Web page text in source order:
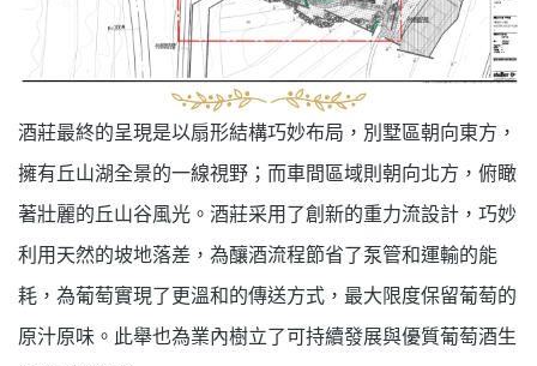
酒莊最終的呈現是以扇形結構巧妙布局，別墅區朝向東方，
擁有丘山湖全景的一線視野；而車間區域則朝向北方，俯瞰
著壯麗的丘山谷風光。酒莊采用了創新的重力流設計，巧妙
利用天然的坡地落差，為釀酒流程節省了泵管和運輸的能
耗，為葡萄實現了更溫和的傳送方式，最大限度保留葡萄的
原汁原味。此舉也為業內樹立了可持續發展與優質葡萄酒生